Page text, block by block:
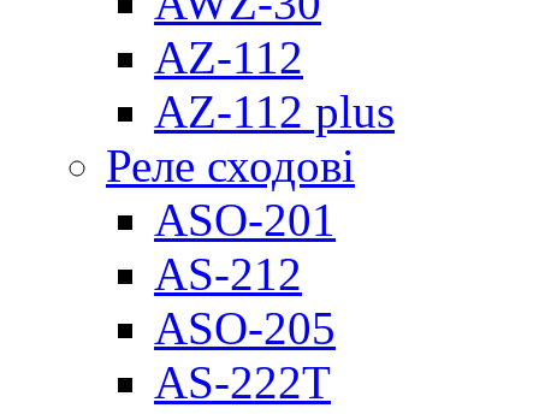
AZ-112
AZ-112 plus
Реле сходові
ASO-201
AS-212
ASO-205
AS-222T